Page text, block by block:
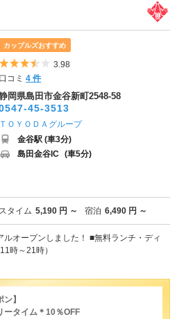
カップルズおすすめ
5つ星のうち3.5
3.98
口コミ4 件
岡県島田市金谷新町2548-58
45-3513
ＴＯＹＯＤＡグループ
金谷駅 (車3分)
島田金谷IC (車5分)
タイム 5,190 円 ～ 宿泊 6,490 円 ～
オープンしました！ ■無料ランチ・ディ
時～21時）
】
タイム＊10％OFF